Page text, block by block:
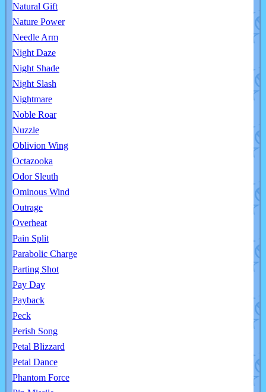
Natural Gift
Nature Power
Needle Arm
Night Daze
Night Shade
Night Slash
Nightmare
Noble Roar
Nuzzle
Oblivion Wing
Octazooka
Odor Sleuth
Ominous Wind
Outrage
Overheat
Pain Split
Parabolic Charge
Parting Shot
Pay Day
Payback
Peck
Perish Song
Petal Blizzard
Petal Dance
Phantom Force